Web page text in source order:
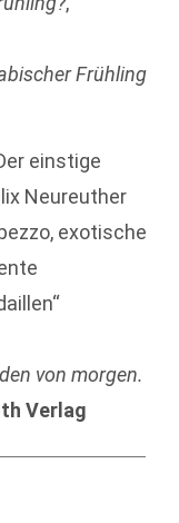
Frühling
einstige
Neureuther
exotische
von morgen.
Verlag